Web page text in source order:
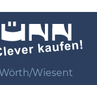
Wiesent